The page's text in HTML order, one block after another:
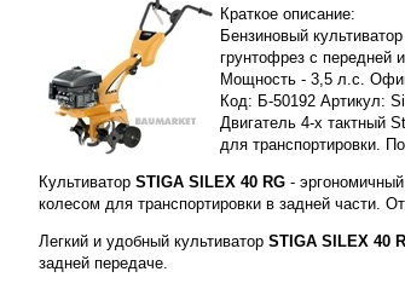
Краткое описание:
Бензиновый
грунтофрез с передней
Мощность - 3,5 л.с.
Код: Б-50192 Артикул:
Двигатель 4-х тактный
для транспортировки.
КультиваторSTIGA SILEX 40 RG -
колесом для транспортировки в задней части.
Легкий и удобный культиваторSTIGA SILEX 40
задней передаче.